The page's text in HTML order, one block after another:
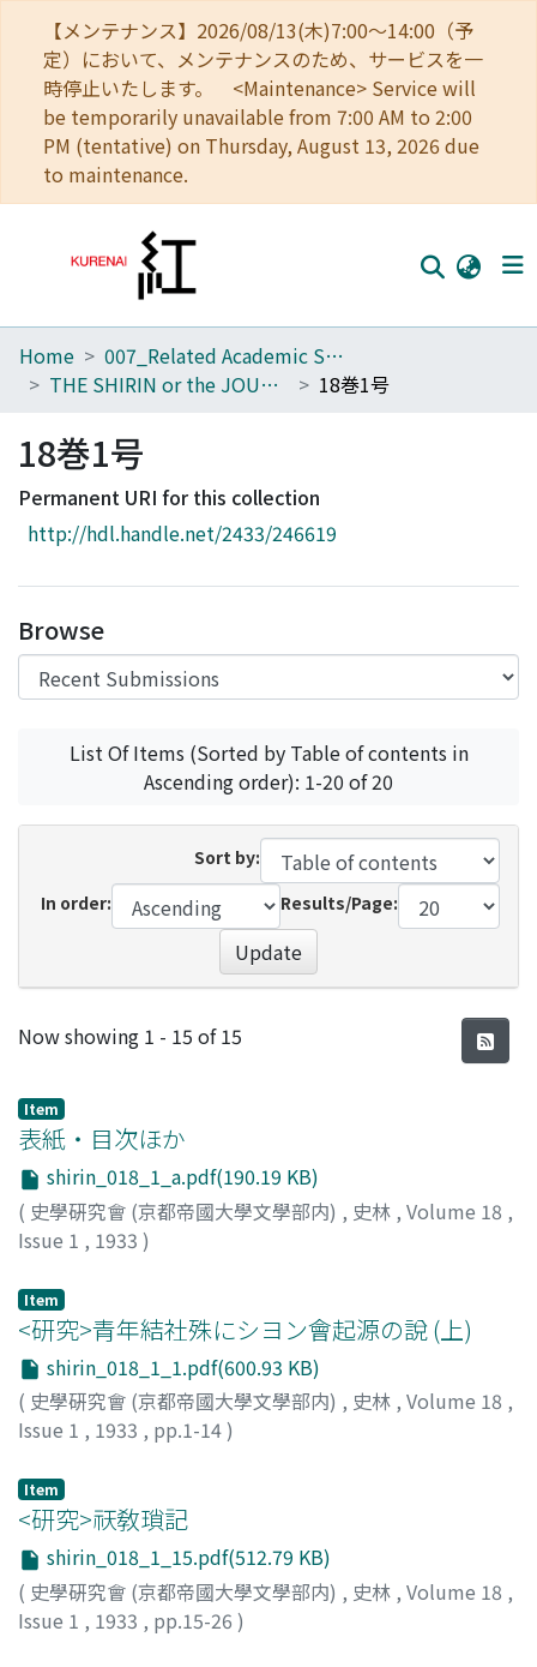
【メンテナンス】2026/08/13(木)7:00～14:00（予
定）において、メンテナンスのため、サービスを一
時停止いたします。 <Maintenance> Service will
be temporarily unavailable from 7:00 AM to 2:00
PM (tentative) on Thursday, August 13, 2026 due
to maintenance.
Home
Browse
Download Ranking
Access Statistics
Home
007_Related Academic Societies
THE SHIRIN or the JOURNAL OF HISTORY
18巻1号
18巻1号
Permanent URI for this collection
http://hdl.handle.net/2433/246619
Browse
List Of Items (Sorted by Table of contents in
Ascending order): 1-20 of 20
Sort by:
In order:
Results/Page:
Update
Recent Submissions
Now showing 1 - 15 of 15
Item
表紙・目次ほか
shirin_018_1_a.pdf(190.19 KB)
( 史學硏究會 (京都帝國大學文學部内) , 史林 , Volume 18 ,
Issue 1 , 1933 )
Item
<研究>青年結社殊にシヨン會起源の說 (上)
shirin_018_1_1.pdf(600.93 KB)
( 史學硏究會 (京都帝國大學文學部内) , 史林 , Volume 18 ,
Issue 1 , 1933 , pp.1-14)
Item
<研究>祆敎瑣記
shirin_018_1_15.pdf(512.79 KB)
( 史學硏究會 (京都帝國大學文學部内) , 史林 , Volume 18 ,
Issue 1 , 1933 , pp.15-26 )